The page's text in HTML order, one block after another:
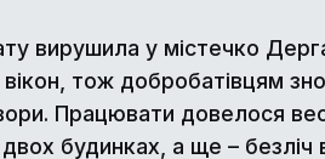
вирушила у містечко
тож добробатівцям
Працювати довелося
будинках, а ще – безліч